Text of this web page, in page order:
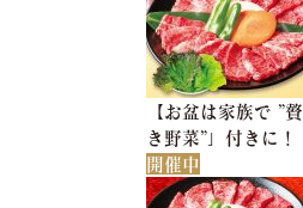
【お盆は家族で ”
き野菜”」付きに！
開催中